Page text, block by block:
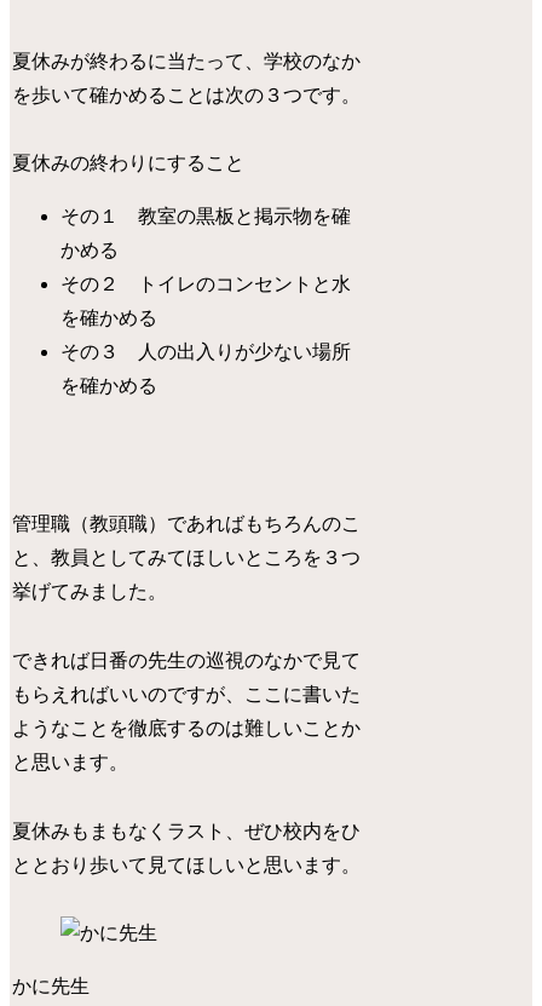
夏休みが終わるに当たって、学校のなか
を歩いて確かめることは次の３つです。
夏休みの終わりにすること
その１ 教室の黒板と掲示物を確
かめる
その２ トイレのコンセントと水
を確かめる
その３ 人の出入りが少ない場所
を確かめる
管理職（教頭職）であればもちろんのこ
と、教員としてみてほしいところを３つ
挙げてみました。
できれば日番の先生の巡視のなかで見て
もらえればいいのですが、ここに書いた
ようなことを徹底するのは難しいことか
と思います。
夏休みもまもなくラスト、ぜひ校内をひ
ととおり歩いて見てほしいと思います。
かに先生